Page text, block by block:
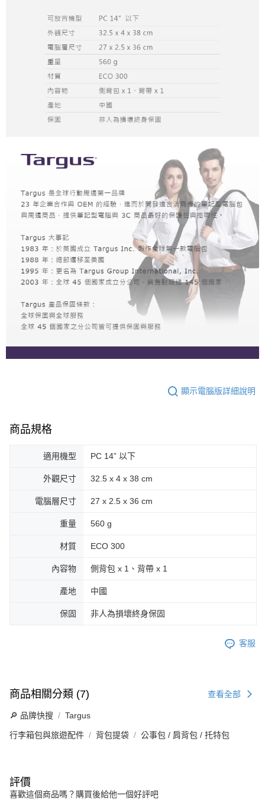
顯示電腦版詳細說明
商品規格
適用機型 PC 14” 以下
外觀尺寸 32.5 x 4 x 38 cm
電腦層尺寸 27 x 2.5 x 36 cm
重量 560 g
材質 ECO 300
內容物 側背包 x 1、背帶 x 1
產地 中國
保固 非人為損壞終身保固
客服
商品相關分類 (7) 查看全部
🔎 品牌快搜 Targus
行李箱包與旅遊配件 背包提袋 公事包 / 肩背包 / 托特包
評價
喜歡這個商品嗎？購買後給他一個好評吧